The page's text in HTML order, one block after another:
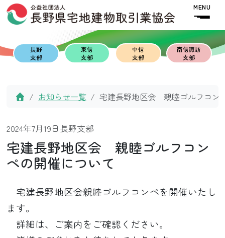
Skip to content
Skip to footer
長野
支部
東信
支部
中信
支部
南信諏訪
支部
Homeお知らせ一覧 宅建長野地区会 親睦ゴルフコン
2024年7月19日 長野支部
宅建長野地区会 親睦ゴルフコン
ペの開催について
宅建長野地区会親睦ゴルフコンペを開催いたし
ます。
詳細は、ご案内をご確認ください。
MENU